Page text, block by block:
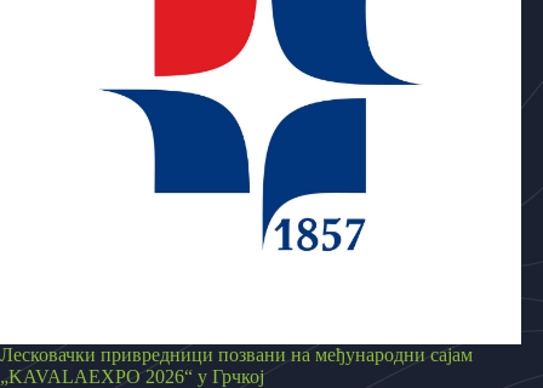
Лесковачки привредници позвани на међународни сајам
„KAVALAEXPO 2026“ у Грчкој